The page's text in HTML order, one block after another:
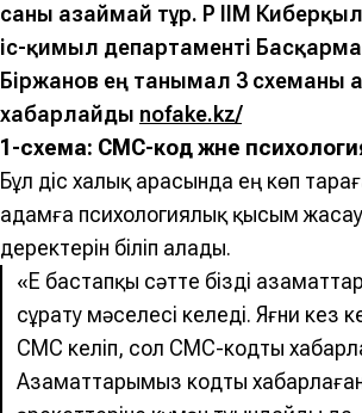
саны азаймай тұр. ҚР ІІМ
іс-қимыл департаменті
Біржанов ең танымал 3 схеманы
хабарлайды nofake.kz/
1-схема: СМС-код және
Бұл әдіс халық арасында ең көп
адамға психологиялық қысым
деректерін біліп алады.
«Ең бастапқы сәтте біздің
сұрату мәселесі келеді. Яғни кез
СМС келіп, сол СМС-кодты
Азаматтарымыз кодты